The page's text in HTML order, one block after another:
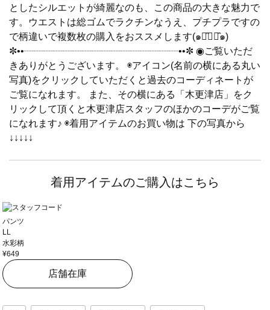
としたシルエットが綺麗なのも、この商品の大きな魅力で
す。ウエストは総ゴムでラクチンなうえ、プチプラですの
で柄違いで複数枚の購入をおススメします(๑･̑◡･̑๑)
✼••┈┈┈┈┈┈┈┈┈┈┈┈┈┈┈┈••✼ ◉ご覧いただ
きありがとうございます。 ◉アイコン(名前の横にある丸い
写真)をクリックしていただくと過去のコーディネートが
ご覧になれます。 また、その横にある「木更津店」をク
リックして頂くと木更津店スタッフのほかのコーデがご覧
になれます♪ ◉着用アイテムのお買い物は 下の写真から
↓↓↓↓↓
着用アイテムのご購入はこちら
パンツ
LL
水彩柄
¥649
店舗在庫